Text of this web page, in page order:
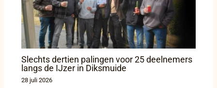
Slechts dertien palingen voor 25 deelnemers
langs de IJzer in Diksmuide
28 juli 2026